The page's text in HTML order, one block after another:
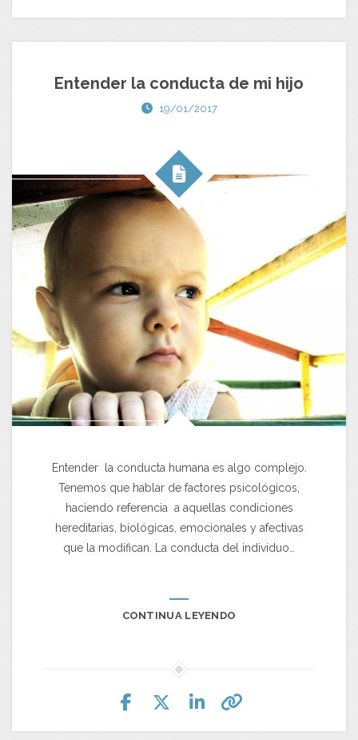
Entender la conducta de mi hijo
19/01/2017
Entender la conducta humana es algo complejo.
Tenemos que hablar de factores psicológicos,
haciendo referencia a aquellas condiciones
hereditarias, biológicas, emocionales y afectivas
que la modifican. La conducta del individuo…
CONTINUA LEYENDO